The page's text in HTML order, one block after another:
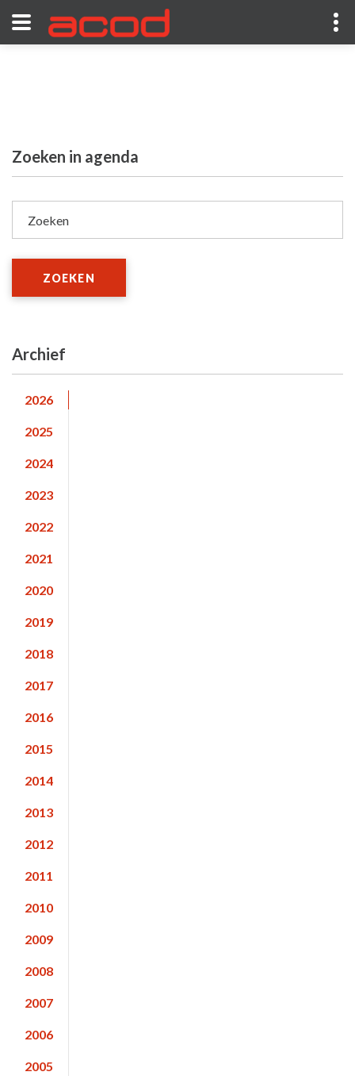
Zoeken in agenda
Zoeken
ZOEKEN
Archief
2026
2025
2024
2023
2022
2021
2020
2019
2018
2017
2016
2015
2014
2013
2012
2011
2010
2009
2008
2007
2006
2005